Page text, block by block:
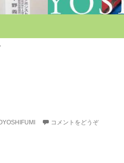
コメントをどうぞ